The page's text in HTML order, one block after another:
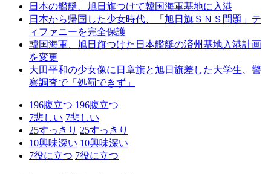
日本の艦艇、旭日旗つけて韓国海軍基地に入港
日本から帰国した少女時代、「旭日旗ＳＮＳ問題」テ
ィファニーを完全保護
韓国海軍、旭日旗つけた日本艦艇の済州基地入港計画
を変更
大田平和の少女像に日章旗と旭日旗差した大学生、警
察調査で「処罰できず」
196腹立つ 196腹立つ
7悲しい 7悲しい
25すっきり 25すっきり
10興味深い 10興味深い
7役に立つ 7役に立つ